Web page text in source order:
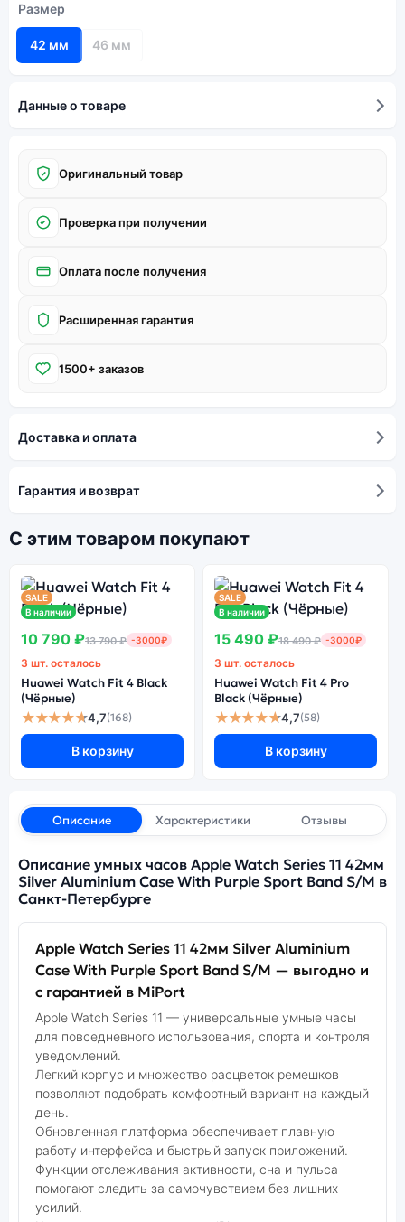
Размер
42 мм 46 мм
Данные о товаре
Оригинальный товар
Проверка при получении
Оплата после получения
Расширенная гарантия
1500+ заказов
Доставка и оплата
Гарантия и возврат
С этим товаром покупают
SALE
В наличии
10 790 ₽13 790 ₽ -3000₽
3 шт. осталось
Huawei Watch Fit 4 Black
(Чёрные)
★★★★★4,7(168)
В корзину
SALE
В наличии
15 490 ₽18 490 ₽ -3000₽
3 шт. осталось
Huawei Watch Fit 4 Pro
Black (Чёрные)
★★★★★4,7(58)
В корзину
Описание Характеристики Отзывы
Описание умных часов Apple Watch Series 11 42мм
Silver Aluminium Case With Purple Sport Band S/M в
Санкт-Петербурге
Apple Watch Series 11 42мм Silver Aluminium
Case With Purple Sport Band S/M — выгодно и
с гарантией в MiPort
Apple Watch Series 11 — универсальные умные часы
для повседневного использования, спорта и контроля
уведомлений.
Легкий корпус и множество расцветок ремешков
позволяют подобрать комфортный вариант на каждый
день.
Обновленная платформа обеспечивает плавную
работу интерфейса и быстрый запуск приложений.
Функции отслеживания активности, сна и пульса
помогают следить за самочувствием без лишних
усилий.